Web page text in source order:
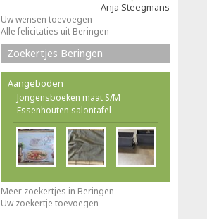
Anja Steegmans
Uw wensen toevoegen
Alle felicitaties uit Beringen
Zoekertjes Beringen
Aangeboden
Jongensboeken maat S/M
Essenhouten salontafel
Meer zoekertjes in Beringen
Uw zoekertje toevoegen